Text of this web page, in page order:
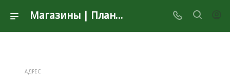
Магазины | Планета Секонд Хенд
АДРЕС